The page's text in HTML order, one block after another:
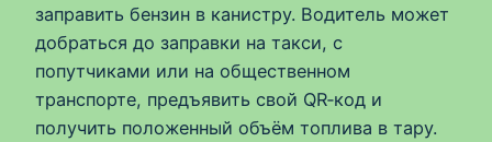
заправить бензин в канистру. Водитель может
добраться до заправки на такси, с
попутчиками или на общественном
транспорте, предъявить свой QR‑код и
получить положенный объём топлива в тару.